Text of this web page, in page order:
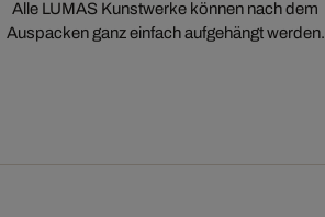
Alle LUMAS Kunstwerke können nach dem
Auspacken ganz einfach aufgehängt werden.